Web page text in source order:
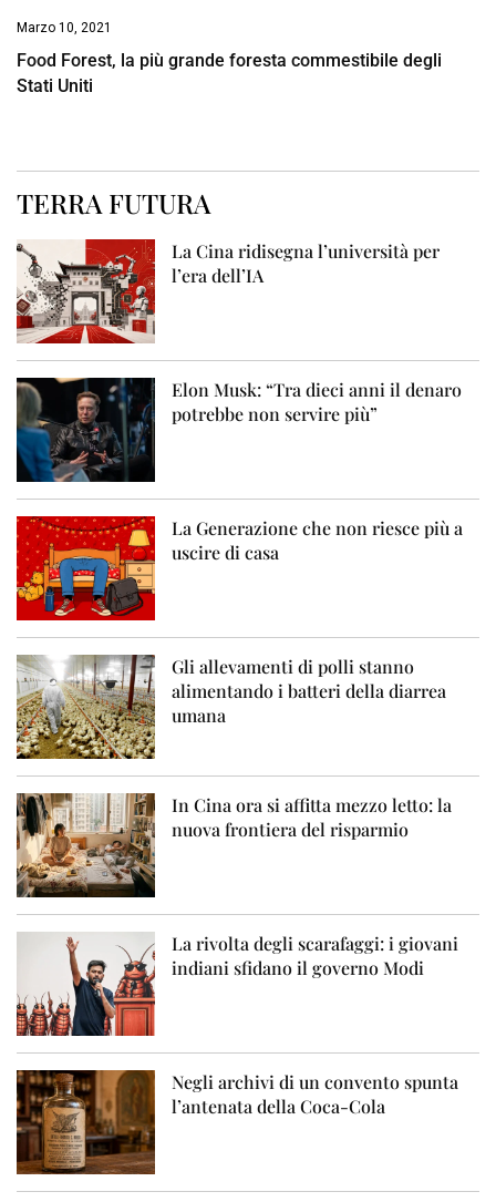
Marzo 10, 2021
Food Forest, la più grande foresta commestibile degli
Stati Uniti
TERRA FUTURA
La Cina ridisegna l’università per
l’era dell’IA
Elon Musk: “Tra dieci anni il denaro
potrebbe non servire più”
La Generazione che non riesce più a
uscire di casa
Gli allevamenti di polli stanno
alimentando i batteri della diarrea
umana
In Cina ora si affitta mezzo letto: la
nuova frontiera del risparmio
La rivolta degli scarafaggi: i giovani
indiani sfidano il governo Modi
Negli archivi di un convento spunta
l’antenata della Coca-Cola